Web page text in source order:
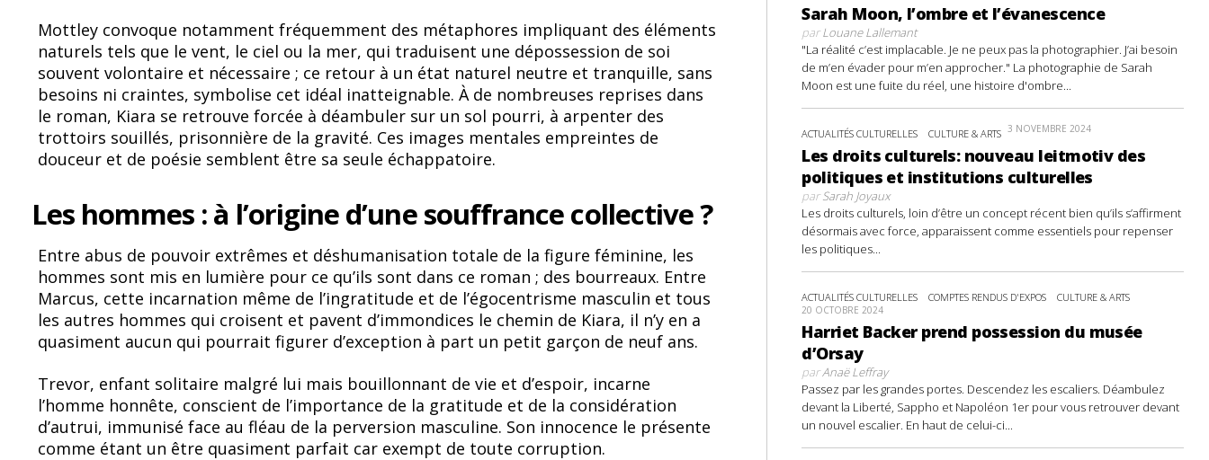
Mottley convoque notamment fréquemment des métaphores impliquant des éléments
naturels tels que le vent, le ciel ou la mer, qui traduisent une dépossession de soi
souvent volontaire et nécessaire ; ce retour à un état naturel neutre et tranquille, sans
besoins ni craintes, symbolise cet idéal inatteignable. À de nombreuses reprises dans
le roman, Kiara se retrouve forcée à déambuler sur un sol pourri, à arpenter des
trottoirs souillés, prisonnière de la gravité. Ces images mentales empreintes de
douceur et de poésie semblent être sa seule échappatoire.
Les hommes : à l’origine d’une souffrance collective ?
Entre abus de pouvoir extrêmes et déshumanisation totale de la figure féminine, les
hommes sont mis en lumière pour ce qu’ils sont dans ce roman ; des bourreaux. Entre
Marcus, cette incarnation même de l’ingratitude et de l’égocentrisme masculin et tous
les autres hommes qui croisent et pavent d’immondices le chemin de Kiara, il n’y en a
quasiment aucun qui pourrait figurer d’exception à part un petit garçon de neuf ans.
Trevor, enfant solitaire malgré lui mais bouillonnant de vie et d’espoir, incarne
l’homme honnête, conscient de l’importance de la gratitude et de la considération
d’autrui, immunisé face au fléau de la perversion masculine. Son innocence le présente
comme étant un être quasiment parfait car exempt de toute corruption.
Sarah Moon, l’ombre et l’évanescence
parLouane Lallemant
"La réalité c’est implacable. Je ne peux pas la photographier. J’ai besoin
de m’en évader pour m’en approcher." La photographie de Sarah
Moon est une fuite du réel, une histoire d'ombre...
ACTUALITÉS CULTURELLES CULTURE & ARTS 3 NOVEMBRE 2024
Les droits culturels: nouveau leitmotiv des
politiques et institutions culturelles
parSarah Joyaux
Les droits culturels, loin d’être un concept récent bien qu’ils s’affirment
désormais avec force, apparaissent comme essentiels pour repenser
les politiques...
ACTUALITÉS CULTURELLES COMPTES RENDUS D'EXPOS CULTURE & ARTS
20 OCTOBRE 2024
Harriet Backer prend possession du musée
d’Orsay
parAnaë Leffray
Passez par les grandes portes. Descendez les escaliers. Déambulez
devant la Liberté, Sappho et Napoléon 1er pour vous retrouver devant
un nouvel escalier. En haut de celui-ci...